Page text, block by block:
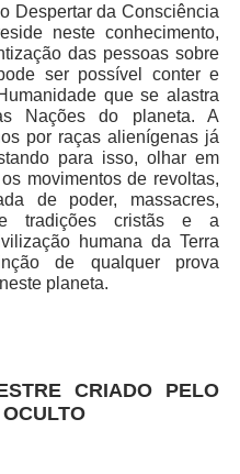
Despertar da Consciência
neste conhecimento,
das pessoas sobre
ser possível conter e
que se alastra
Nações do planeta. A
por raças alienígenas já
para isso, olhar em
movimentos de revoltas,
de poder, massacres,
tradições cristãs e a
humana da Terra
de qualquer prova
planeta.
CRIADO PELO